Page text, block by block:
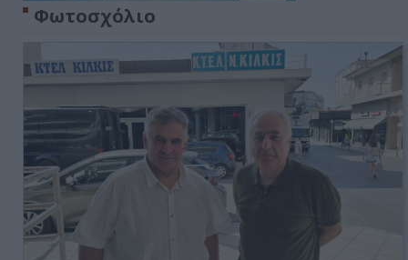
Φωτοσχόλιο